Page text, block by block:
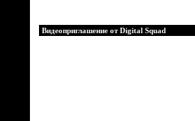
Видеоприглашение от Digital Squad